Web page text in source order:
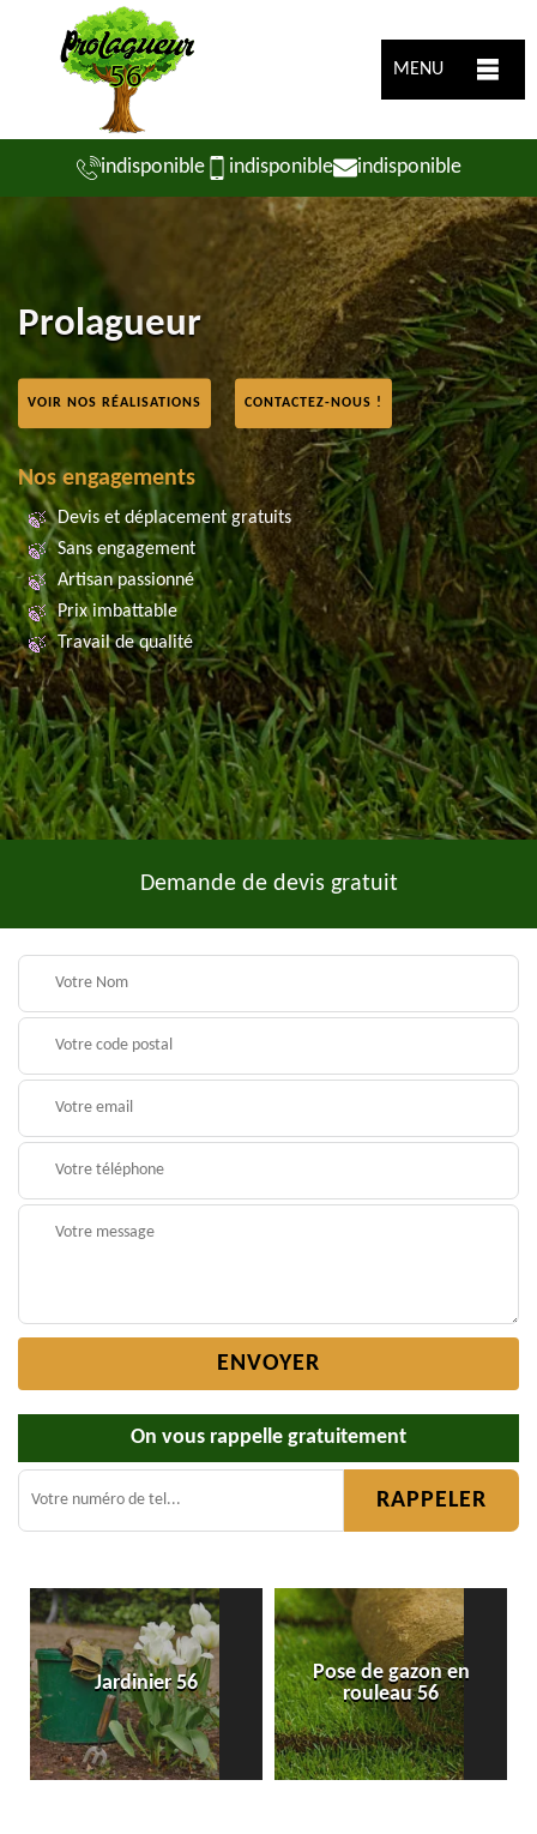
MENU
indisponible indisponible indisponible
Prolagueur
VOIR NOS RÉALISATIONS CONTACTEZ-NOUS !
Nos engagements
Devis et déplacement gratuits
Sans engagement
Artisan passionné
Prix imbattable
Travail de qualité
Demande de devis gratuit
On vous rappelle gratuitement
Jardinier 56
Pose de gazon en
rouleau 56